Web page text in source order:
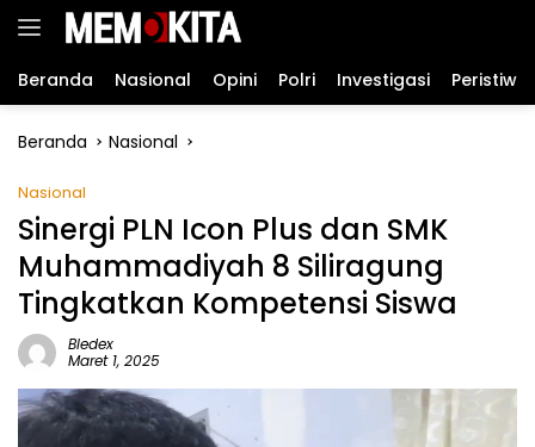
Langsung
Beranda Nasional Opini Polri Investigasi Peristiwa
Beranda Nasional
Nasional
Sinergi PLN Icon Plus dan SMK
Muhammadiyah 8 Siliragung
Tingkatkan Kompetensi Siswa
Bledex
Maret 1, 2025